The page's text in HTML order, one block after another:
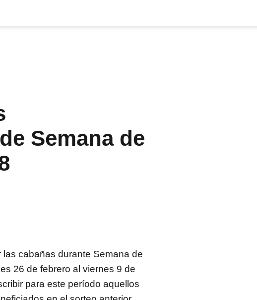
Semana de
cabañas durante Semana de
26 de febrero al viernes 9 de
para este período aquellos